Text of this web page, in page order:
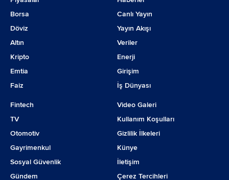
Borsa
Döviz
Altın
Kripto
Emtia
Faiz
Canlı Yayın
Yayın Akışı
Veriler
Enerji
Girişim
İş Dünyası
Fintech
TV
Otomotiv
Gayrimenkul
Sosyal Güvenlik
Gündem
Video Galeri
Kullanım Koşulları
Gizlilik İlkeleri
Künye
İletişim
Çerez Tercihleri